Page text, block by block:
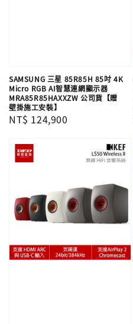
SAMSUNG 三星 85R85H 85吋 4K
Micro RGB AI智慧連網顯示器
MRA85R85HAXXZW 公司貨【贈
壁掛施工安裝】
Regular
NT$ 124,900